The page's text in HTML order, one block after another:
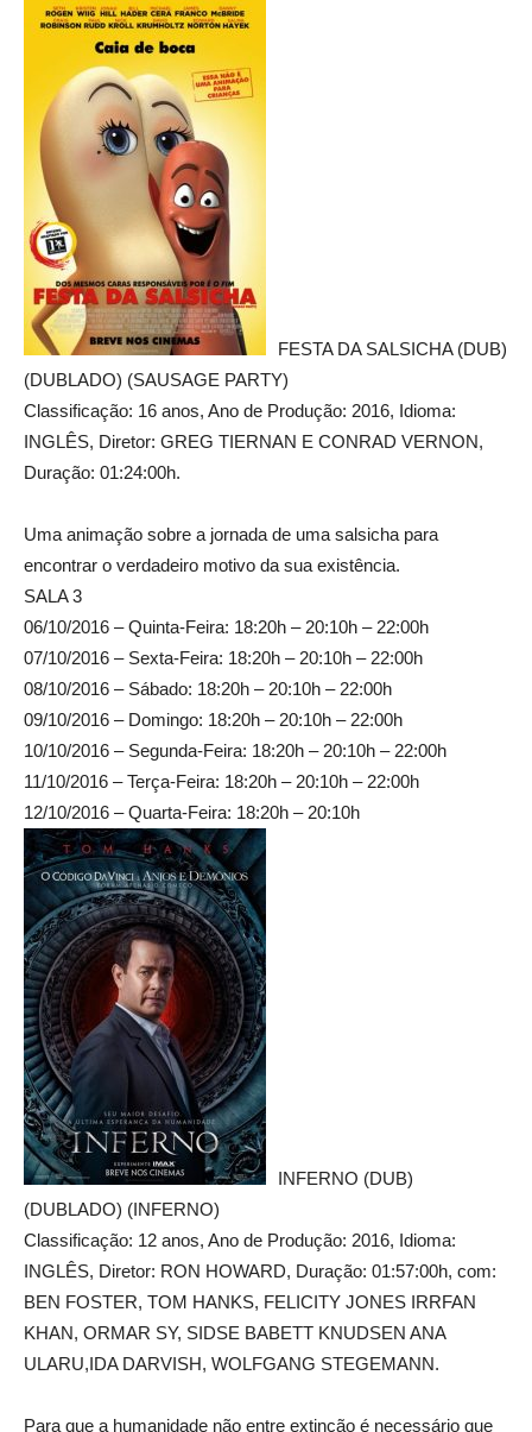
FESTA DA SALSICHA (DUB)
(DUBLADO) (SAUSAGE PARTY)
Classificação: 16 anos, Ano de Produção: 2016, Idioma:
INGLÊS, Diretor: GREG TIERNAN E CONRAD VERNON,
Duração: 01:24:00h.
Uma animação sobre a jornada de uma salsicha para
encontrar o verdadeiro motivo da sua existência.
SALA 3
06/10/2016 – Quinta-Feira: 18:20h – 20:10h – 22:00h
07/10/2016 – Sexta-Feira: 18:20h – 20:10h – 22:00h
08/10/2016 – Sábado: 18:20h – 20:10h – 22:00h
09/10/2016 – Domingo: 18:20h – 20:10h – 22:00h
10/10/2016 – Segunda-Feira: 18:20h – 20:10h – 22:00h
11/10/2016 – Terça-Feira: 18:20h – 20:10h – 22:00h
12/10/2016 – Quarta-Feira: 18:20h – 20:10h
INFERNO (DUB)
(DUBLADO) (INFERNO)
Classificação: 12 anos, Ano de Produção: 2016, Idioma:
INGLÊS, Diretor: RON HOWARD, Duração: 01:57:00h, com:
BEN FOSTER, TOM HANKS, FELICITY JONES IRRFAN
KHAN, ORMAR SY, SIDSE BABETT KNUDSEN ANA
ULARU,IDA DARVISH, WOLFGANG STEGEMANN.
Para que a humanidade não entre extinção é necessário que